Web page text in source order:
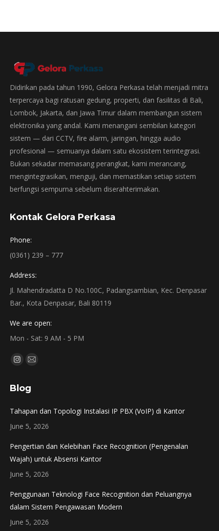
Didirikan pada tahun 1990, Gelora Perkasa telah menjadi mitra
terpercaya bagi ratusan gedung, properti, dan fasilitas di Bali,
Lombok, Jakarta, dan Jawa Timur dalam membangun sistem
elektronika yang andal. Kami menangani sembilan kategori
sistem — dari CCTV, fire alarm, jaringan, hingga audio
profesional — semuanya dalam satu ekosistem terintegrasi.
Bukan sekadar memasang perangkat, kami merancang,
mengintegrasikan, menguji, dan memastikan setiap sistem
berfungsi sempurna sebelum diserahterimakan.
Kontak Gelora Perkasa
Phone:
(0361) 239 – 777
Address:
Jl. Mahendradatta D No.100C, Padangsambian, Kec. Denpasar
Bar., Kota Denpasar, Bali 80119
We are open:
Mon - Sat: 9 AM - 5 PM
Find us on:
Instagram
opens
new
window
Mail
new
window
Blog
Tahapan dan Topologi Instalasi IP PBX (VoIP) di Kantor
June 5, 2026
Pengertian dan Kelebihan Face Recognition (Pengenalan
Wajah) untuk Absensi Kantor
June 5, 2026
Penggunaan Teknologi Face Recognition dan Peluangnya
dalam Sistem Pengawasan Modern
June 5, 2026